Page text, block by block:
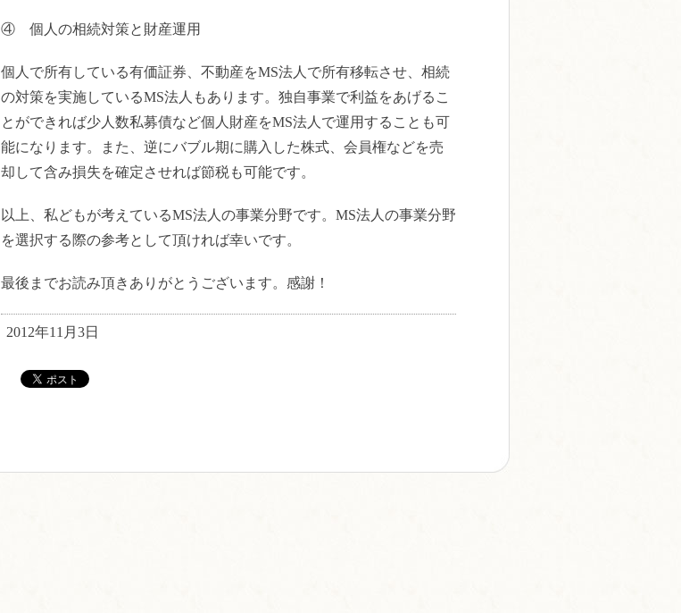
④ 個人の相続対策と財産運用
個人で所有している有価証券、不動産をMS法人で所有移転させ、相続
の対策を実施しているMS法人もあります。独自事業で利益をあげるこ
とができれば少人数私募債など個人財産をMS法人で運用することも可
能になります。また、逆にバブル期に購入した株式、会員権などを売
却して含み損失を確定させれば節税も可能です。
以上、私どもが考えているMS法人の事業分野です。MS法人の事業分野
を選択する際の参考として頂ければ幸いです。
最後までお読み頂きありがとうございます。感謝！
2012年11月3日